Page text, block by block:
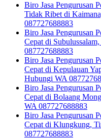
Biro Jasa Pengurusan
Tidak Ribet di
087727688883
Biro Jasa Pengurusan
Cepat di
087727688883
Biro Jasa Pengurusan
Cepat di Kepulauan
Hubungi WA
Biro Jasa Pengurusan
Cepat di Bolaang
WA 087727688883
Biro Jasa Pengurusan
Cepat di Klungkung,
087727688883